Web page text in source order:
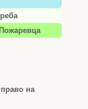
на